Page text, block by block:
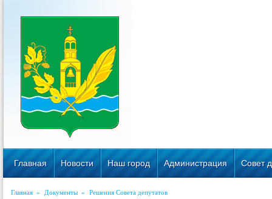
Главная Новости Наш город Администрация Совет
Главная » Документы » Решения Совета депутатов